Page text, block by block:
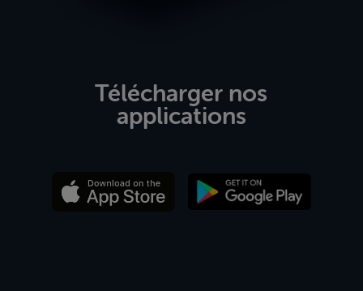
Télécharger nos
applications